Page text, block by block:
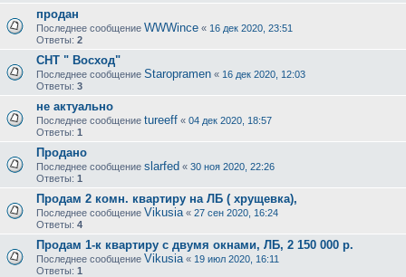
продан
Последнее сообщение WWWince « 16 дек 2020, 23:51
Ответы: 2
СНТ " Восход"
Последнее сообщение Staropramen « 16 дек 2020, 12:03
Ответы: 3
не актуально
Последнее сообщение tureeff « 04 дек 2020, 18:57
Ответы: 1
Продано
Последнее сообщение slarfed « 30 ноя 2020, 22:26
Ответы: 1
Продам 2 комн. квартиру на ЛБ ( хрущевка),
Последнее сообщение Vikusia « 27 сен 2020, 16:24
Ответы: 4
Продам 1-к квартиру с двумя окнами, ЛБ, 2 150 000 р.
Последнее сообщение Vikusia « 19 июл 2020, 16:11
Ответы: 1